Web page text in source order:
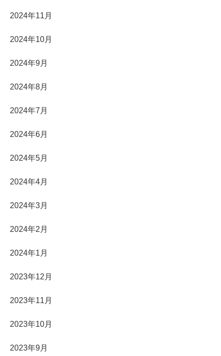
2024年11月
2024年10月
2024年9月
2024年8月
2024年7月
2024年6月
2024年5月
2024年4月
2024年3月
2024年2月
2024年1月
2023年12月
2023年11月
2023年10月
2023年9月